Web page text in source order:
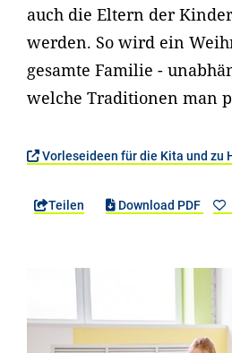
auch die Eltern der
werden. So wird ein
gesamte Familie -
welche Traditionen man
Vorleseideen für die Kita und zu
Teilen Download PDF